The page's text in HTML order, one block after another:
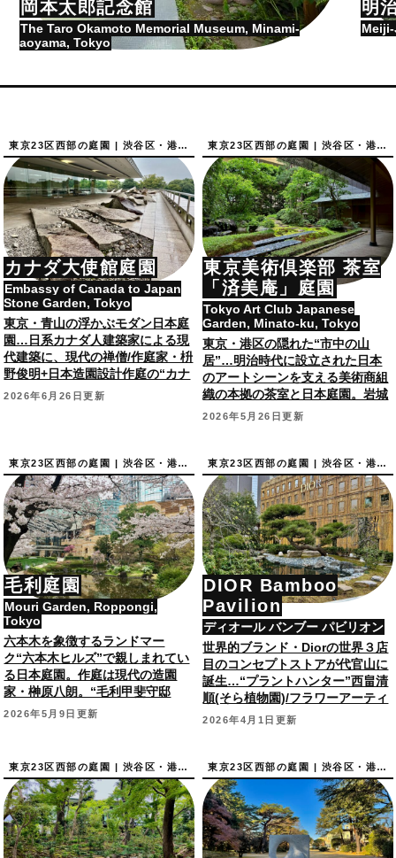
岡本太郎記念館
The Taro Okamoto Memorial Museum, Minami-
aoyama, Tokyo
明
東京23区西部の庭園 | 渋谷区・港区の庭園
カナダ大使館庭園
Embassy of Canada to Japan
Stone Garden, Tokyo
東京・青山の浮かぶモダン日本庭
園…日系カナダ人建築家による現
代建築に、現代の禅僧/作庭家・枡
野俊明+日本造園設計作庭の“カナ
ダガーデン”。
2026年6月26日更新
東京23区西部の庭園 | 渋谷区・港区の庭園
東京美術倶楽部 茶室
「済美庵」庭園
Tokyo Art Club Japanese
Garden, Minato-ku, Tokyo
東京・港区の隠れた“市中の山
居”…明治時代に設立された日本
のアートシーンを支える美術商組
織の本拠の茶室と日本庭園。岩城
造園作庭。【通常非公開】
2026年5月26日更新
東京23区西部の庭園 | 渋谷区・港区の庭園
毛利庭園
Mouri Garden, Roppongi,
Tokyo
六本木を象徴するランドマー
ク“六本木ヒルズ”で親しまれてい
る日本庭園。作庭は現代の造園
家・榊原八朗。“毛利甲斐守邸
跡”として東京都指定文化財。
2026年5月9日更新
東京23区西部の庭園 | 渋谷区・港区の庭園
DIOR Bamboo
Pavilion
ディオール バンブー パビリオン
世界的ブランド・Diorの世界３店
目のコンセプトストアが代官山に
誕生…“プラントハンター”西畠清
順(そら植物園)/フラワーアーティ
スト・東信さん作庭の庭園も。
2026年4月1日更新
東京23区西部の庭園 | 渋谷区・港区の庭園 東京23区西部の庭園 | 渋谷区・港区の庭園